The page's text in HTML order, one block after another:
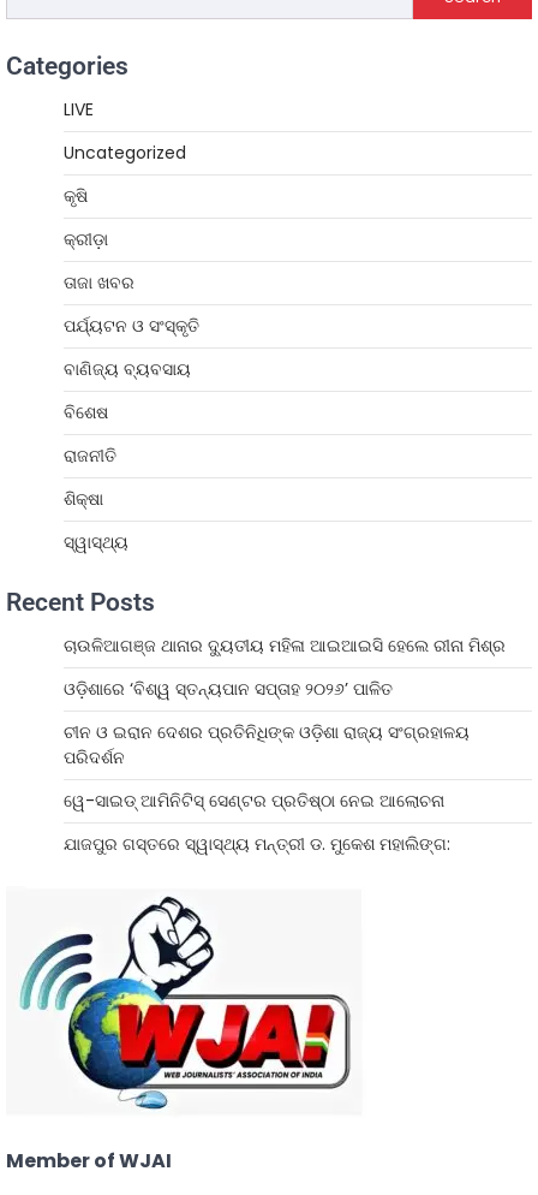
Categories
LIVE
Uncategorized
କୃଷି
କ୍ରୀଡ଼ା
ତାଜା ଖବର
ପର୍ଯ୍ୟଟନ ଓ ସଂସ୍କୃତି
ବାଣିଜ୍ୟ ବ୍ୟବସାୟ
ବିଶେଷ
ରାଜନୀତି
ଶିକ୍ଷା
ସ୍ୱାସ୍ଥ୍ୟ
Recent Posts
ଚାଉଳିଆଗଞ୍ଜ ଥାନାର ଦ୍ୟୁତୀୟ ମହିଳା ଆଇଆଇସି ହେଲେ ରୀନା ମିଶ୍ର
ଓଡ଼ିଶାରେ ‘ବିଶ୍ୱ ସ୍ତନ୍ୟପାନ ସପ୍ତାହ ୨୦୨୬’ ପାଳିତ
ଚୀନ ଓ ଇରାନ ଦେଶର ପ୍ରତିନିଧିଙ୍କ ଓଡ଼ିଶା ରାଜ୍ୟ ସଂଗ୍ରହାଳୟ
ପରିଦର୍ଶନ
ୱେ-ସାଇଡ୍‌ ଆମିନିଟିସ୍‌ ସେଣ୍ଟର ପ୍ରତିଷ୍ଠା ନେଇ ଆଲୋଚନା
ଯାଜପୁର ଗସ୍ତରେ ସ୍ୱାସ୍ଥ୍ୟ ମନ୍ତ୍ରୀ ଡ. ମୁକେଶ ମହାଲିଙ୍ଗ:
Member of WJAI